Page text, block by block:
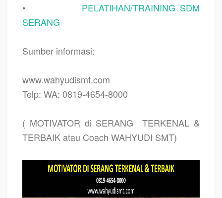
•
PELATIHAN/TRAINING SDM
SERANG
Sumber informasi:
www.wahyudismt.com
Telp: WA: 0819-4654-8000
( MOTIVATOR di SERANG
TERKENAL &
TERBAIK atau Coach WAHYUDI SMT)